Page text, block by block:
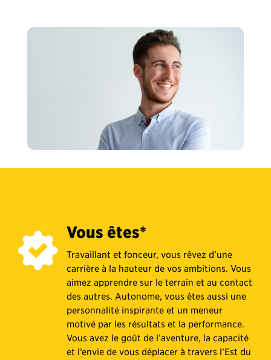
Vous êtes*
Travaillant et fonceur, vous rêvez d’une
carrière à la hauteur de vos ambitions. Vous
aimez apprendre sur le terrain et au contact
des autres. Autonome, vous êtes aussi une
personnalité inspirante et un meneur
motivé par les résultats et la performance.
Vous avez le goût de l’aventure, la capacité
et l’envie de vous déplacer à travers l’Est du